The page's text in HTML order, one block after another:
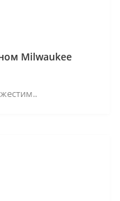
Milwaukee